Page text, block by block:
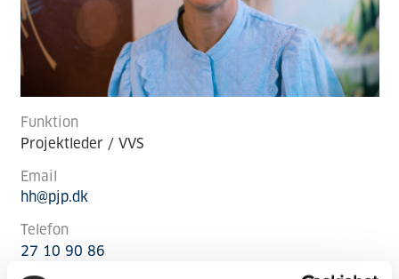
Funktion
Projektleder / VVS
Email
hh@pjp.dk
Telefon
27 10 90 86